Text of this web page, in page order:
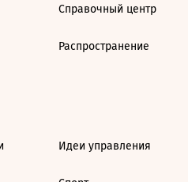
Справочный центр
Распространение
Идеи управления